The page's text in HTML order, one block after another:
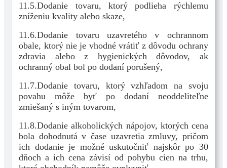
11.5.Dodanie tovaru, ktorý podlieha rýchlemu
zníženiu kvality alebo skaze,
11.6.Dodanie tovaru uzavretého v ochrannom
obale, ktorý nie je vhodné vrátiť z dôvodu ochrany
zdravia alebo z hygienických dôvodov, ak
ochranný obal bol po dodaní porušený,
11.7.Dodanie tovaru, ktorý vzhľadom na svoju
povahu môže byť po dodaní neoddeliteľne
zmiešaný s iným tovarom,
11.8.Dodanie alkoholických nápojov, ktorých cena
bola dohodnutá v čase uzavretia zmluvy, pričom
ich dodanie je možné uskutočniť najskôr po 30
dňoch a ich cena závisí od pohybu cien na trhu,